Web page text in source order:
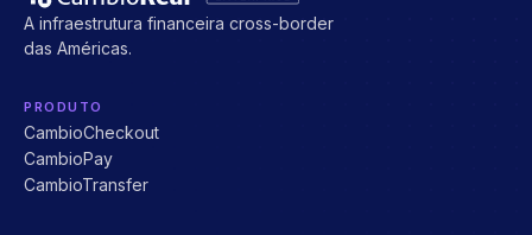
A infraestrutura financeira cross-border
das Américas.
PRODUTO
CambioCheckout
CambioPay
CambioTransfer